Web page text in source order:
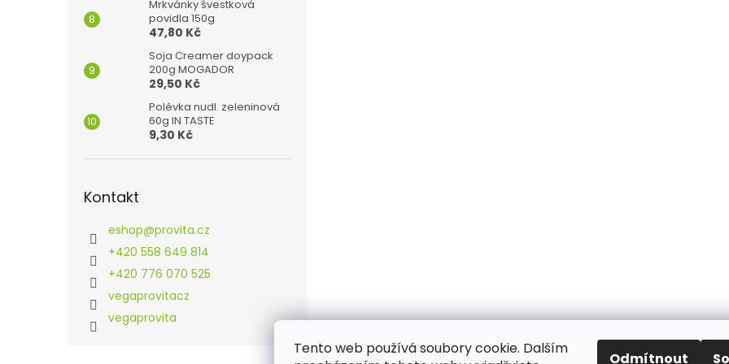
Tento web používá soubory cookie. Dalším
Odmítnout
Mrkvánky švestková
povidla 150g
47,80 Kč
Soja Creamer doypack
200g MOGADOR
29,50 Kč
Polévka nudl. zeleninová
60g IN TASTE
9,30 Kč
Kontakt
eshop@provita.cz
+420 558 649 814
+420 776 070 525
vegaprovitacz
vegaprovita